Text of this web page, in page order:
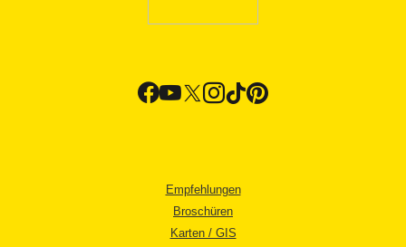
Empfehlungen
Broschüren
Karten / GIS